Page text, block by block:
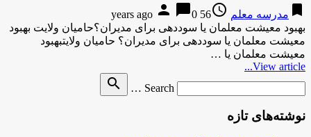
bookmark مدرسه معلم access_time
56 years ago
person chat_bubble0
بهبود معیشت معلمان یا سوددهی برای مدیران؟حامیان ولایت بهبود
معیشت معلمان یا سوددهی برای مدیران؟ حامیان ولایتبهبود
معیشت معلمان یا …
View article...
Search …
search
نوشته‌های تازه